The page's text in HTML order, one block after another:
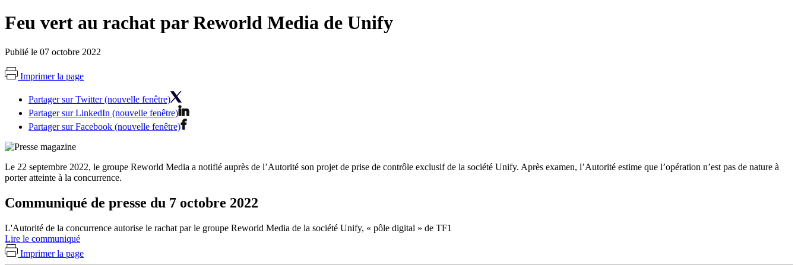
Feu vert au rachat par Reworld Media de Unify
Publié le 07 octobre 2022
Imprimer la page
Partager sur Twitter (nouvelle fenêtre)
Partager sur LinkedIn (nouvelle fenêtre)
Partager sur Facebook (nouvelle fenêtre)
Le 22 septembre 2022, le groupe Reworld Media a notifié auprès de l’Autorité son projet de prise de contrôle exclusif de la société Unify. Après examen, l’Autorité estime que l’opération n’est pas de nature à
porter atteinte à la concurrence.
Communiqué de presse du 7 octobre 2022
L'Autorité de la concurrence autorise le rachat par le groupe Reworld Media de la société Unify, « pôle digital » de TF1
Lire le communiqué
Imprimer la page